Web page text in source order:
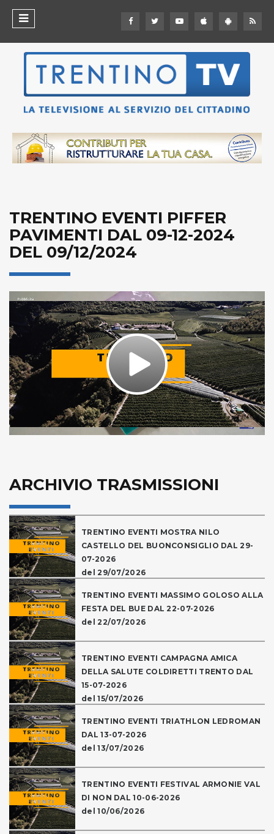
TRENTINO EVENTI PIFFER
PAVIMENTI DAL 09-12-2024
DEL 09/12/2024
Play
Video
ARCHIVIO TRASMISSIONI
TRENTINO EVENTI MOSTRA NILO
CASTELLO DEL BUONCONSIGLIO DAL 29-
07-2026
del 29/07/2026
TRENTINO EVENTI MASSIMO GOLOSO ALLA
FESTA DEL BUE DAL 22-07-2026
del 22/07/2026
TRENTINO EVENTI CAMPAGNA AMICA
DELLA SALUTE COLDIRETTI TRENTO DAL
15-07-2026
del 15/07/2026
TRENTINO EVENTI TRIATHLON LEDROMAN
DAL 13-07-2026
del 13/07/2026
TRENTINO EVENTI FESTIVAL ARMONIE VAL
DI NON DAL 10-06-2026
del 10/06/2026